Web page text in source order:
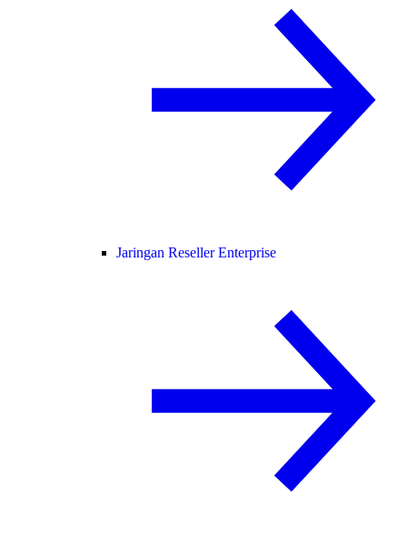
Jaringan Reseller Enterprise